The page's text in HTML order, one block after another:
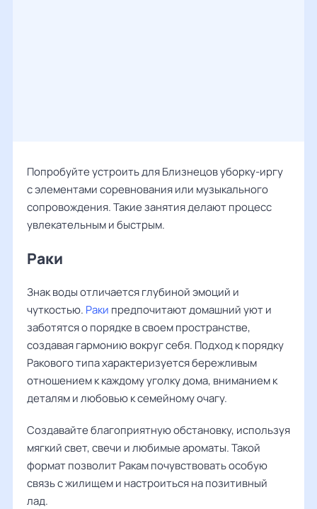
Попробуйте устроить для Близнецов уборку-иргу
с элементами соревнования или музыкального
сопровождения. Такие занятия делают процесс
увлекательным и быстрым.
Раки
Знак воды отличается глубиной эмоций и
чуткостью. Раки предпочитают домашний уют и
заботятся о порядке в своем пространстве,
создавая гармонию вокруг себя. Подход к порядку
Ракового типа характеризуется бережливым
отношением к каждому уголку дома, вниманием к
деталям и любовью к семейному очагу.
Создавайте благоприятную обстановку, используя
мягкий свет, свечи и любимые ароматы. Такой
формат позволит Ракам почувствовать особую
связь с жилищем и настроиться на позитивный
лад.